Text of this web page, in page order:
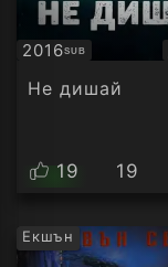
2016SUB
Субтитри
Не дишай
19 19
Екшън